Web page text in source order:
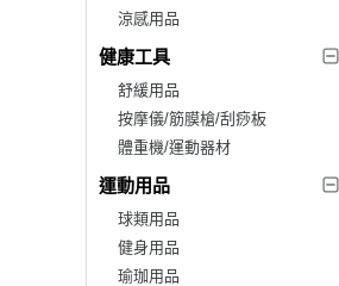
涼感用品
健康工具
舒緩用品
按摩儀/筋膜槍/刮痧板
體重機/運動器材
運動用品
球類用品
健身用品
瑜珈用品